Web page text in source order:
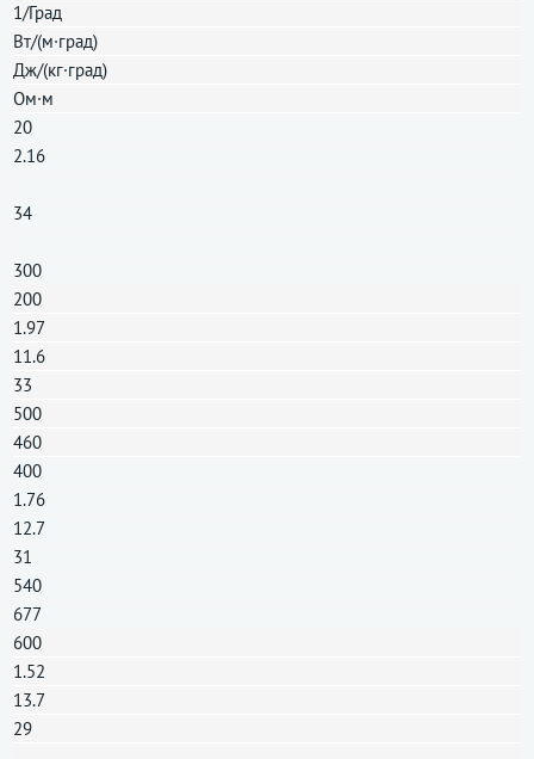
1/Град
Вт/(м·град)
Дж/(кг·град)
Ом·м
20
2.16
34
300
200
1.97
11.6
33
500
460
400
1.76
12.7
31
540
677
600
1.52
13.7
29